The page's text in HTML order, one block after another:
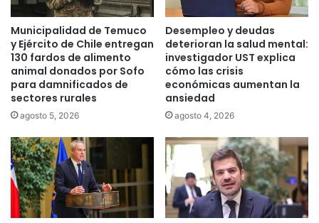
Municipalidad de Temuco
y Ejército de Chile entregan
130 fardos de alimento
animal donados por Sofo
para damnificados de
sectores rurales
agosto 5, 2026
Desempleo y deudas
deterioran la salud mental:
investigador UST explica
cómo las crisis
económicas aumentan la
ansiedad
agosto 4, 2026